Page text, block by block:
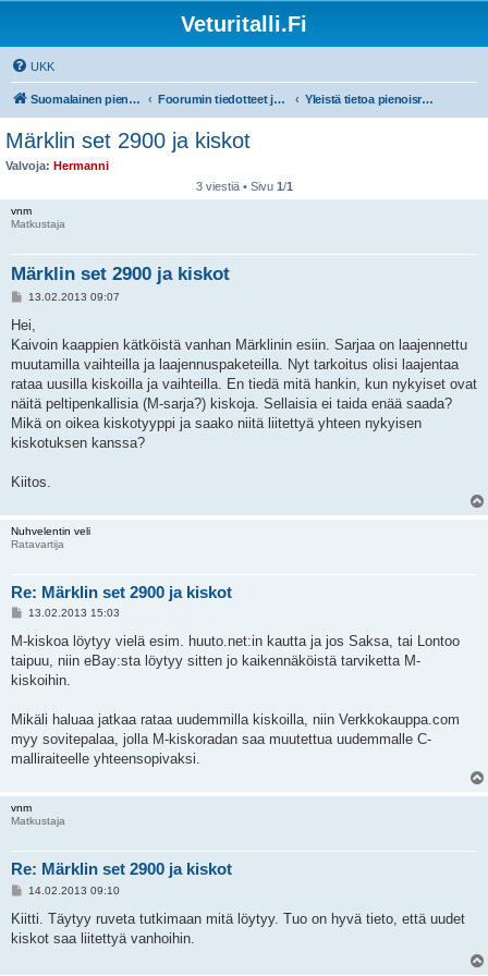
Veturitalli.Fi
UKK
Suomalainen pienoisrautatiefoorumi Foorumin tiedotteet ja ohjeet Yleistä tietoa pienoisrautateistä
Märklin set 2900 ja kiskot
Valvoja: Hermanni
3 viestiä • Sivu 1/1
vnm
Matkustaja
Märklin set 2900 ja kiskot
V
e
t
i
13.02.2013 09:07
Hei,
Kaivoin kaappien kätköistä vanhan Märklinin esiin. Sarjaa on laajennettu
muutamilla vaihteilla ja laajennuspaketeilla. Nyt tarkoitus olisi laajentaa
rataa uusilla kiskoilla ja vaihteilla. En tiedä mitä hankin, kun nykyiset ovat
näitä peltipenkallisia (M-sarja?) kiskoja. Sellaisia ei taida enää saada?
Mikä on oikea kiskotyyppi ja saako niitä liitettyä yhteen nykyisen
kiskotuksen kanssa?
Kiitos.
Nuhvelentin veli
Ratavartija
Re: Märklin set 2900 ja kiskot
V
e
t
i
13.02.2013 15:03
M-kiskoa löytyy vielä esim. huuto.net:in kautta ja jos Saksa, tai Lontoo
taipuu, niin eBay:sta löytyy sitten jo kaikennäköistä tarviketta M-
kiskoihin.
Mikäli haluaa jatkaa rataa uudemmilla kiskoilla, niin Verkkokauppa.com
myy sovitepalaa, jolla M-kiskoradan saa muutettua uudemmalle C-
malliraiteelle yhteensopivaksi.
vnm
Matkustaja
Re: Märklin set 2900 ja kiskot
V
e
t
14.02.2013 09:10
Kiitti. Täytyy ruveta tutkimaan mitä löytyy. Tuo on hyvä tieto, että uudet
kiskot saa liitettyä vanhoihin.